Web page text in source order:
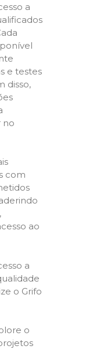
a
e testes
disso,
no
com
ao
a
o Grifo
o